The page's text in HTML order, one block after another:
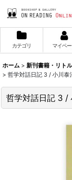
カテゴリ マイペ
ホーム > 新刊書籍・リト
> 哲学対話日記 3 / 小川泰
哲学対話日記 3 /